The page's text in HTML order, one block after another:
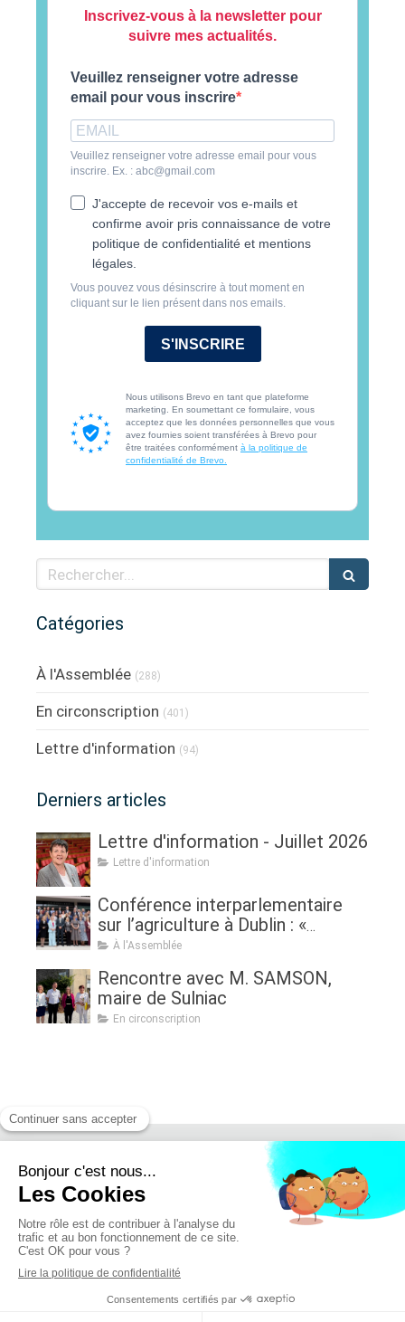
Inscrivez-vous à la newsletter pour
suivre mes actualités.
Veuillez renseigner votre adresse
email pour vous inscrire
Veuillez renseigner votre adresse email pour vous
inscrire. Ex. : abc@gmail.com
J'accepte de recevoir vos e-mails et
confirme avoir pris connaissance de votre
politique de confidentialité et mentions
légales.
Vous pouvez vous désinscrire à tout moment en
cliquant sur le lien présent dans nos emails.
S'INSCRIRE
Nous utilisons Brevo en tant que plateforme
marketing. En soumettant ce formulaire, vous
acceptez que les données personnelles que vous
avez fournies soient transférées à Brevo pour
être traitées conformément à la politique de
confidentialité de Brevo.
Rechercher
Catégories
À l'Assemblée (288)
En circonscription (401)
Lettre d'information (94)
Derniers articles
Lettre d'information - Juillet 2026
Lettre d'information
Conférence interparlementaire
sur l’agriculture à Dublin : «
Assurer l'avenir de l'agriculture, de
Renouveau générationnel,
femmes dans l'agriculture et
sécurité alimentaire »
À l'Assemblée
Rencontre avec M. SAMSON,
maire de Sulniac
En circonscription
Retrouvez moi sur :